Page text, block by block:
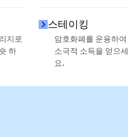
지로
하
스테이킹
암호화폐를 운용하여
소극적 소득을 얻으세
요.